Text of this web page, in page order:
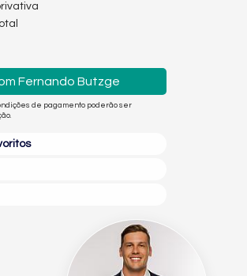
Fernando Butzge
de pagamento poderão ser